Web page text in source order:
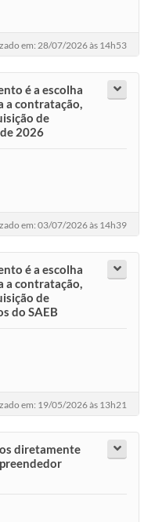
em: 28/07/2026 às 14h53
é a escolha
a contratação,
de
2026
em: 03/07/2026 às 14h39
é a escolha
a contratação,
de
do SAEB
em: 19/05/2026 às 13h21
diretamente